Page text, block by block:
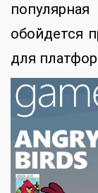
обойдется
для